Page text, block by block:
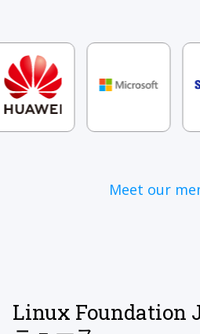
Meet our
Linux Foundation